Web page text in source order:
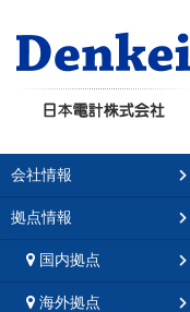
会社情報
拠点情報
国内拠点
海外拠点